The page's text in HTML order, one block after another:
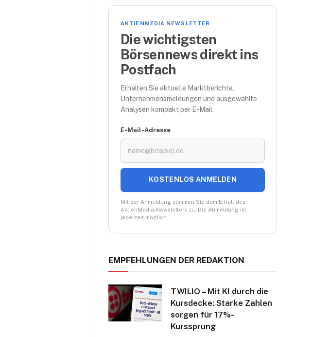
AKTIENMEDIA NEWSLETTER
Die wichtigsten
Börsennews direkt ins
Postfach
Erhalten Sie aktuelle Marktberichte,
Unternehmensmeldungen und ausgewählte
Analysen kompakt per E-Mail.
E-Mail-Adresse
KOSTENLOS ANMELDEN
Mit der Anmeldung stimmen Sie dem Erhalt des
AktienMedia-Newsletters zu. Die Abmeldung ist
jederzeit möglich.
EMPFEHLUNGEN DER REDAKTION
TWILIO – Mit KI durch die
Kursdecke: Starke Zahlen
sorgen für 17%-
Kurssprung